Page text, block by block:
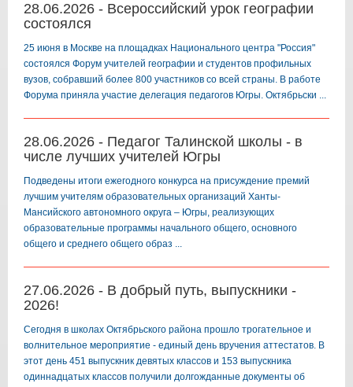
28.06.2026 - Всероссийский урок географии
состоялся
25 июня в Москве на площадках Национального центра "Россия"
состоялся Форум учителей географии и студентов профильных
вузов, собравший более 800 участников со всей страны. В работе
Форума приняла участие делегация педагогов Югры. Октябрьски ...
28.06.2026 - Педагог Талинской школы - в
числе лучших учителей Югры
Подведены итоги ежегодного конкурса на присуждение премий
лучшим учителям образовательных организаций Ханты-
Мансийского автономного округа – Югры, реализующих
образовательные программы начального общего, основного
общего и среднего общего образ ...
27.06.2026 - В добрый путь, выпускники -
2026!
️Сегодня в школах Октябрьского района прошло трогательное и
волнительное мероприятие - единый день вручения аттестатов. В
этот день 451 выпускник девятых классов и 153 выпускника
одиннадцатых классов получили долгожданные документы об